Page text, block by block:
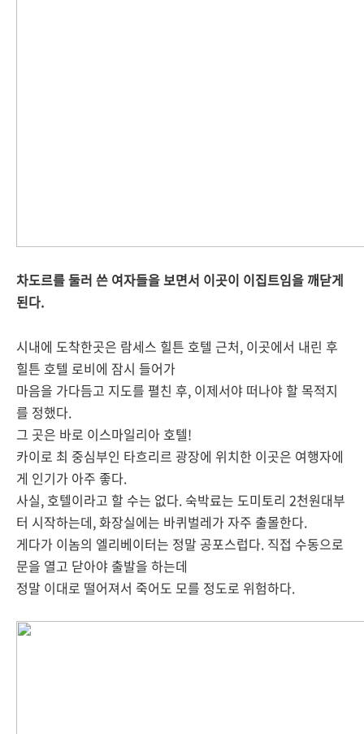
차도르를 둘러 쓴 여자들을 보면서 이곳이 이집트임을 깨닫게
된다.
시내에 도착한곳은 람세스 힐튼 호텔 근처, 이곳에서 내린 후
힐튼 호텔 로비에 잠시 들어가
마음을 가다듬고 지도를 펼친 후, 이제서야 떠나야 할 목적지
를 정했다.
그 곳은 바로 이스마일리아 호텔!
카이로 최 중심부인 타흐리르 광장에 위치한 이곳은 여행자에
게 인기가 아주 좋다.
사실, 호텔이라고 할 수는 없다. 숙박료는 도미토리 2천원대부
터 시작하는데, 화장실에는 바퀴벌레가 자주 출몰한다.
게다가 이놈의 엘리베이터는 정말 공포스럽다. 직접 수동으로
문을 열고 닫아야 출발을 하는데
정말 이대로 떨어져서 죽어도 모를 정도로 위험하다.